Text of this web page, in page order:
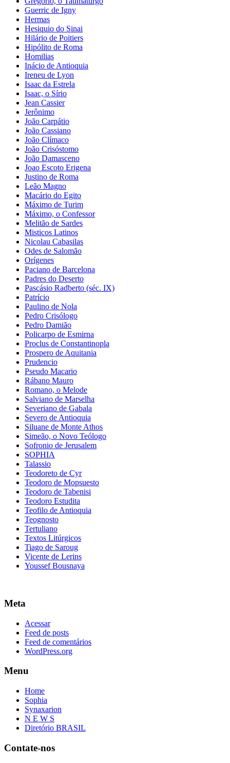
Guerric de Igny
Hermas
Hesiquio do Sinai
Hilário de Poitiers
Hipólito de Roma
Homilias
Inácio de Antioquia
Ireneu de Lyon
Isaac da Estrela
Isaac, o Sírio
Jean Cassier
Jerônimo
João Carpátio
João Cassiano
João Clímaco
João Crisóstomo
João Damasceno
Joao Escoto Erigena
Justino de Roma
Leão Magno
Macário do Egito
Máximo de Turim
Máximo, o Confessor
Melitão de Sardes
Misticos Latinos
Nicolau Cabasilas
Odes de Salomão
Orígenes
Paciano de Barcelona
Padres do Deserto
Pascásio Radberto (séc. IX)
Patrício
Paulino de Nola
Pedro Crisólogo
Pedro Damião
Policarpo de Esmirna
Proclus de Constantinopla
Prospero de Aquitania
Prudencio
Pseudo Macario
Rábano Mauro
Romano, o Melode
Salviano de Marselha
Severiano de Gabala
Severo de Antioquia
Siluane de Monte Athos
Simeão, o Novo Teólogo
Sofronio de Jerusalem
SOPHIA
Talassio
Teodoreto de Cyr
Teodoro de Mopsuesto
Teodoro de Tabenisi
Teodoro Estudita
Teofilo de Antioquia
Teognosto
Tertuliano
Textos Litúrgicos
Tiago de Saroug
Vicente de Lerins
Youssef Bousnaya
Meta
Acessar
Feed de posts
Feed de comentários
WordPress.org
Menu
Home
Sophia
Synaxarion
N E W S
Diretório BRASIL
Contate-nos